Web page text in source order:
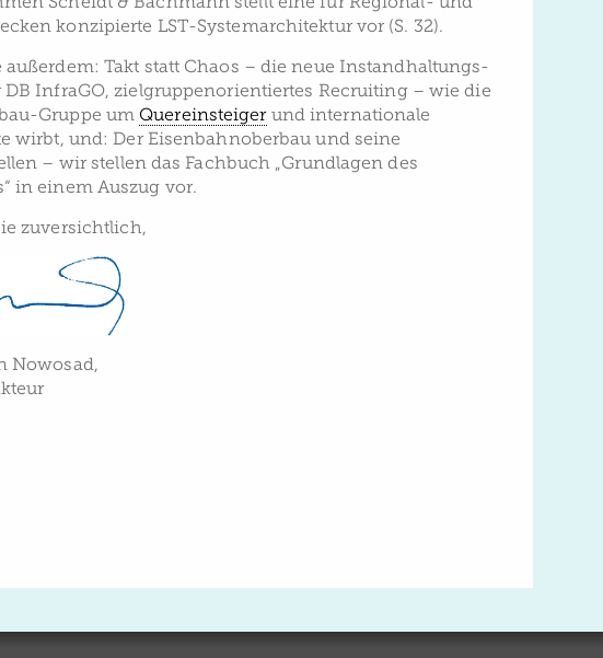
konzipierte LST-Systemarchitektur vor (S. 32).
außerdem: Takt statt Chaos – die neue Instandhaltungs-
DB InfraGO, zielgruppenorientiertes Recruiting – wie die
Gruppe um Quereinsteigerund internationale
wirbt, und: Der Eisenbahnoberbau und seine
– wir stellen das Fachbuch „Grundlagen des
in einem Auszug vor.
zuversichtlich,
Nowosad,